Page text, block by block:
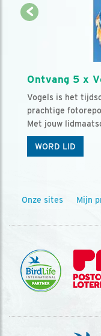
Ontvang 5 x
Vogels is het
prachtige
Met jouw
WORD LID
Onze sites Mijn